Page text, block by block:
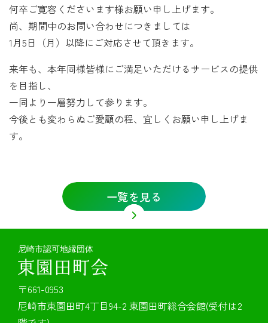
何卒ご寛容くださいます様お願い申し上げます。
尚、期間中のお問い合わせにつきましては
1月5日（月）以降にご対応させて頂きます。
来年も、本年同様皆様にご満足いただけるサービスの提供
を目指し、
一同より一層努力して参ります。
今後とも変わらぬご愛顧の程、宜しくお願い申し上げま
す。
一覧を見る
〒661-0953
尼崎市東園田町4丁目94-2 東園田町総合会館(受付は2